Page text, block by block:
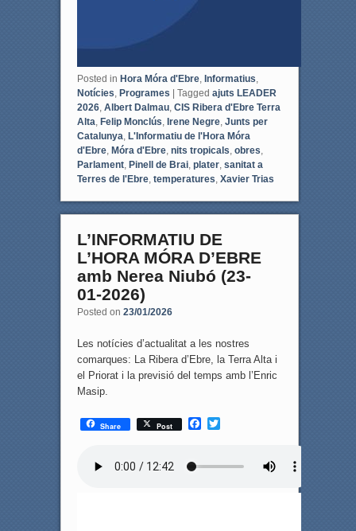
Posted in Hora Móra d'Ebre, Informatius
Notícies Programes | Tagged ajuts LEADER
2026, Albert Dalmau, CIS Ribera d'Ebre Terra
Alta Felip Monclús Irene Negre, Junts per
Catalunya L'Informatiu de l'Hora Móra
d'Ebre, Móra d'Ebre, nits tropicals obres
Parlament, Pinell de Brai, plater, sanitat a
Terres de l'Ebre, temperatures Xavier Trias
L’INFORMATIU DE
L’HORA MÓRA D’EBRE
amb Nerea Niubó (23-
01-2026)
Posted on 23/01/2026
Les notícies d’actualitat a les nostres
comarques: La Ribera d’Ebre, la Terra Alta i
el Priorat i la previsió del temps amb l’Enric
Masip.
Share Post
F
T